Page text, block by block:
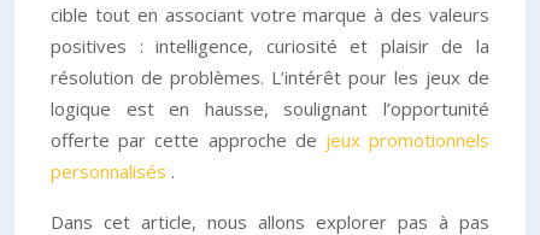
cible tout en associant votre marque à des valeurs
positives : intelligence, curiosité et plaisir de la
résolution de problèmes. L’intérêt pour les jeux de
logique est en hausse, soulignant l’opportunité
offerte par cette approche de jeux promotionnels
personnalisés .
Dans cet article, nous allons explorer pas à pas